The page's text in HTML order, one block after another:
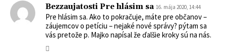
Bezzaujatosti Pre hlásim sa 16. mája 2020, 14:44
Pre hlásim sa. Ako to pokračuje, máte pre občanov –
záujemcov o petíciu – nejaké nové správy? pýtam sa
vás pretože p. Majko napísal že ďalšie kroky sú na nás.